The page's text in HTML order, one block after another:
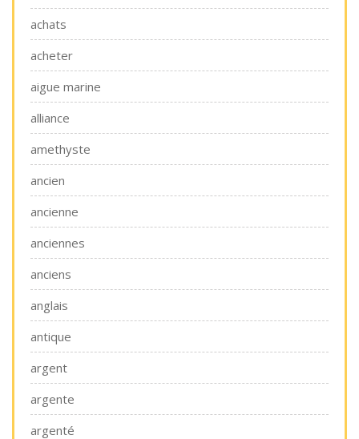
achats
acheter
aigue marine
alliance
amethyste
ancien
ancienne
anciennes
anciens
anglais
antique
argent
argente
argenté